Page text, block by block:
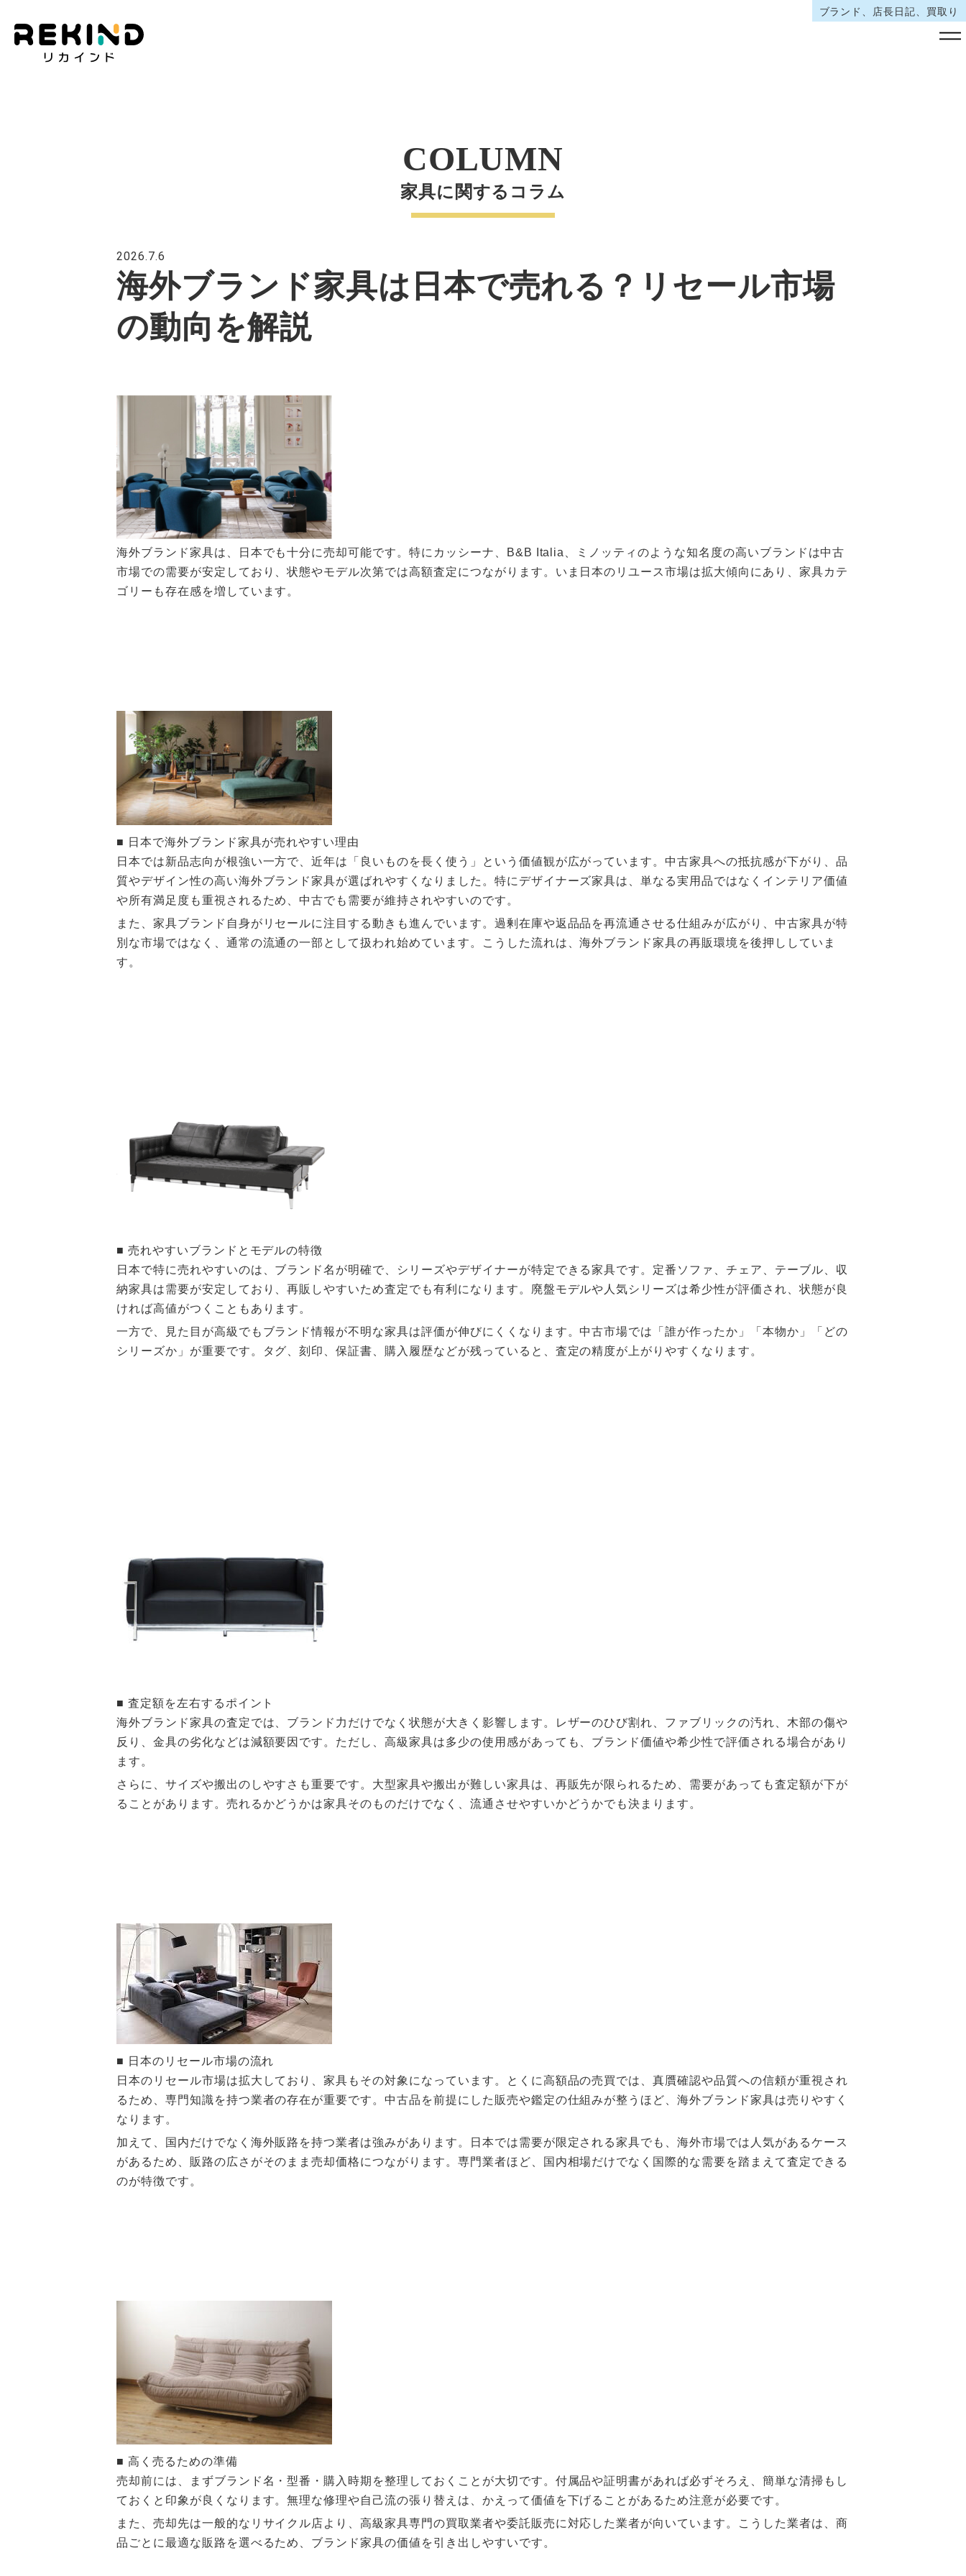
COLUMN
家具に関するコラム
2026.7.6
海外ブランド家具は日本で売れる？リセール市場
の動向を解説
ブランド、店長日記、買取り
海外ブランド家具は、日本でも十分に売却可能です。特にカッシーナ、B&B Italia、ミノッティのような知名度の高いブランドは中古
市場での需要が安定しており、状態やモデル次第では高額査定につながります。いま日本のリユース市場は拡大傾向にあり、家具カテ
ゴリーも存在感を増しています。
■ 日本で海外ブランド家具が売れやすい理由
日本では新品志向が根強い一方で、近年は「良いものを長く使う」という価値観が広がっています。中古家具への抵抗感が下がり、品
質やデザイン性の高い海外ブランド家具が選ばれやすくなりました。特にデザイナーズ家具は、単なる実用品ではなくインテリア価値
や所有満足度も重視されるため、中古でも需要が維持されやすいのです。
また、家具ブランド自身がリセールに注目する動きも進んでいます。過剰在庫や返品品を再流通させる仕組みが広がり、中古家具が特
別な市場ではなく、通常の流通の一部として扱われ始めています。こうした流れは、海外ブランド家具の再販環境を後押ししていま
す。
■ 売れやすいブランドとモデルの特徴
日本で特に売れやすいのは、ブランド名が明確で、シリーズやデザイナーが特定できる家具です。定番ソファ、チェア、テーブル、収
納家具は需要が安定しており、再販しやすいため査定でも有利になります。廃盤モデルや人気シリーズは希少性が評価され、状態が良
ければ高値がつくこともあります。
一方で、見た目が高級でもブランド情報が不明な家具は評価が伸びにくくなります。中古市場では「誰が作ったか」「本物か」「どの
シリーズか」が重要です。タグ、刻印、保証書、購入履歴などが残っていると、査定の精度が上がりやすくなります。
■ 査定額を左右するポイント
海外ブランド家具の査定では、ブランド力だけでなく状態が大きく影響します。レザーのひび割れ、ファブリックの汚れ、木部の傷や
反り、金具の劣化などは減額要因です。ただし、高級家具は多少の使用感があっても、ブランド価値や希少性で評価される場合があり
ます。
さらに、サイズや搬出のしやすさも重要です。大型家具や搬出が難しい家具は、再販先が限られるため、需要があっても査定額が下が
ることがあります。売れるかどうかは家具そのものだけでなく、流通させやすいかどうかでも決まります。
■ 日本のリセール市場の流れ
日本のリセール市場は拡大しており、家具もその対象になっています。とくに高額品の売買では、真贋確認や品質への信頼が重視され
るため、専門知識を持つ業者の存在が重要です。中古品を前提にした販売や鑑定の仕組みが整うほど、海外ブランド家具は売りやすく
なります。
加えて、国内だけでなく海外販路を持つ業者は強みがあります。日本では需要が限定される家具でも、海外市場では人気があるケース
があるため、販路の広さがそのまま売却価格につながります。専門業者ほど、国内相場だけでなく国際的な需要を踏まえて査定できる
のが特徴です。
■ 高く売るための準備
売却前には、まずブランド名・型番・購入時期を整理しておくことが大切です。付属品や証明書があれば必ずそろえ、簡単な清掃もし
ておくと印象が良くなります。無理な修理や自己流の張り替えは、かえって価値を下げることがあるため注意が必要です。
また、売却先は一般的なリサイクル店より、高級家具専門の買取業者や委託販売に対応した業者が向いています。こうした業者は、商
品ごとに最適な販路を選べるため、ブランド家具の価値を引き出しやすいです。